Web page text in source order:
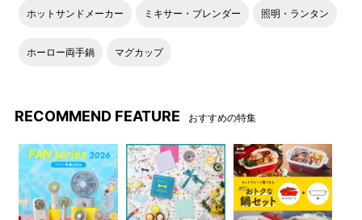
ホットサンドメーカー ミキサー・ブレンダー 照明・ランタン
ホーロー両手鍋 マグカップ
RECOMMEND FEATURE おすすめの特集